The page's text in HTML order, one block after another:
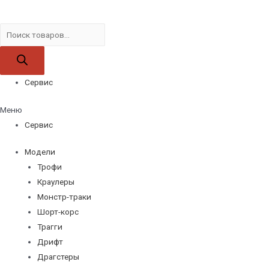
товаров
Сервис
Меню
Сервис
Модели
Трофи
Краулеры
Монстр-траки
Шорт-корс
Трагги
Дрифт
Драгстеры